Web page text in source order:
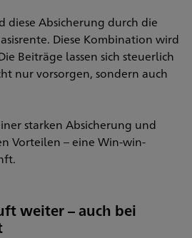
diese Absicherung durch die
Diese Kombination wird
Beiträge lassen sich steuerlich
nur vorsorgen, sondern auch
starken Absicherung und
Vorteilen – eine Win-win-
weiter – auch bei